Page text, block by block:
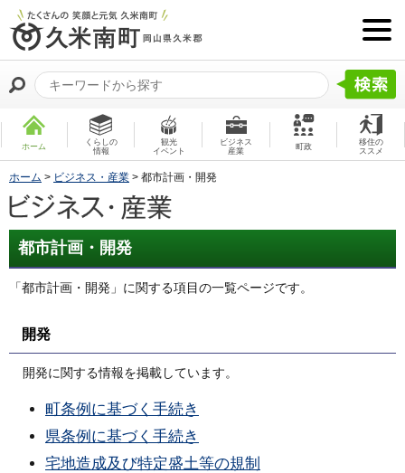
ホーム
くらしの
情報
観光
イベント
ビジネス
産業
町政
移住の
ススメ
ホーム > ビジネス・産業 > 都市計画・開発
都市計画・開発
「都市計画・開発」に関する項目の一覧ページです。
開発
開発に関する情報を掲載しています。
町条例に基づく手続き
県条例に基づく手続き
宅地造成及び特定盛土等の規制